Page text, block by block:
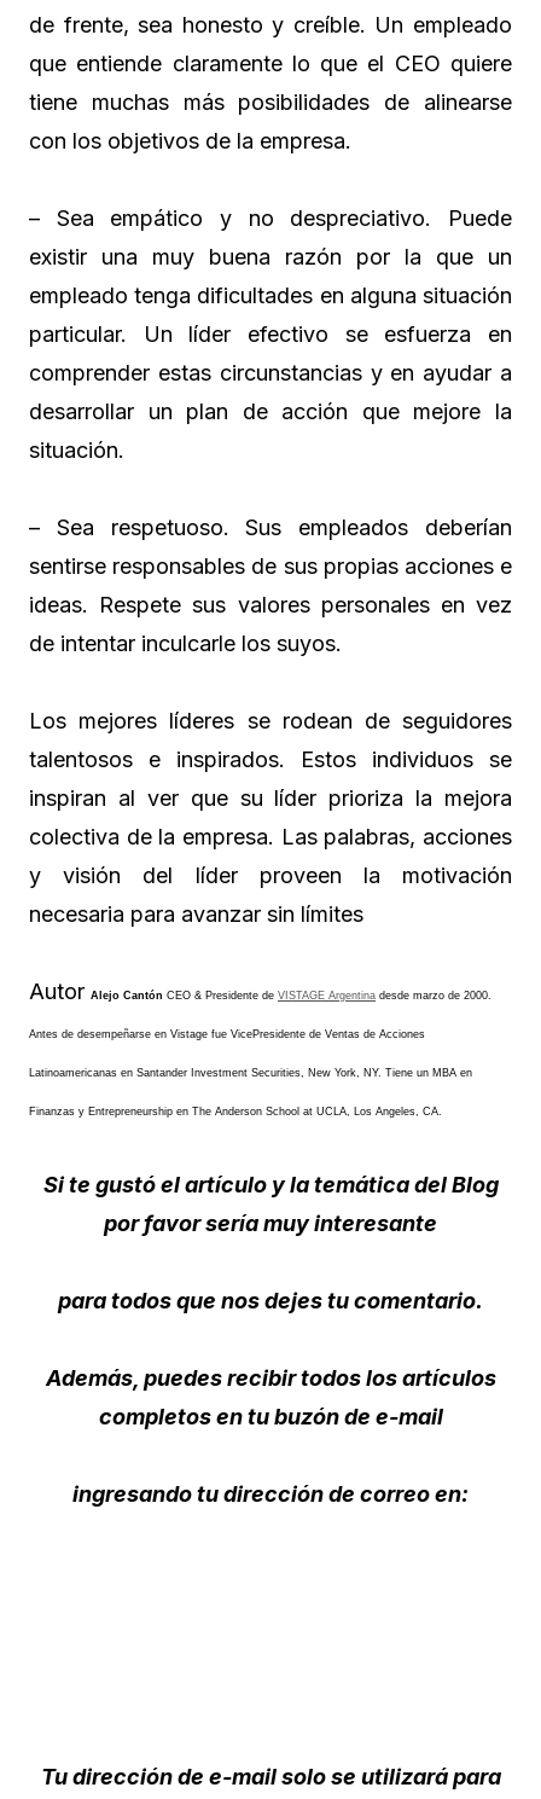
de frente, sea honesto y creíble. Un empleado
que entiende claramente lo que el CEO quiere
tiene muchas más posibilidades de alinearse
con los objetivos de la empresa.
– Sea empático y no despreciativo. Puede
existir una muy buena razón por la que un
empleado tenga dificultades en alguna situación
particular. Un líder efectivo se esfuerza en
comprender estas circunstancias y en ayudar a
desarrollar un plan de acción que mejore la
situación.
– Sea respetuoso. Sus empleados deberían
sentirse responsables de sus propias acciones e
ideas. Respete sus valores personales en vez
de intentar inculcarle los suyos.
Los mejores líderes se rodean de seguidores
talentosos e inspirados. Estos individuos se
inspiran al ver que su líder prioriza la mejora
colectiva de la empresa. Las palabras, acciones
y visión del líder proveen la motivación
necesaria para avanzar sin límites
Autor Alejo Cantón CEO & Presidente de VISTAGE Argentina desde marzo de 2000.
Antes de desempeñarse en Vistage fue VicePresidente de Ventas de Acciones
Latinoamericanas en Santander Investment Securities, New York, NY. Tiene un MBA en
Finanzas y Entrepreneurship en The Anderson School at UCLA, Los Angeles, CA.
Si te gustó el artículo y la temática del Blog
por favor sería muy interesante
para todos que nos dejes tu comentario.
Además, puedes recibir todos los artículos
completos en tu buzón de e-mail
ingresando tu dirección de correo en:
Tu dirección de e-mail solo se utilizará para